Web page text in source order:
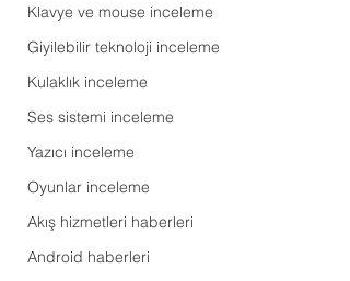
Klavye ve mouse inceleme
Giyilebilir teknoloji inceleme
Kulaklık inceleme
Ses sistemi inceleme
Yazıcı inceleme
Oyunlar inceleme
Akış hizmetleri haberleri
Android haberleri